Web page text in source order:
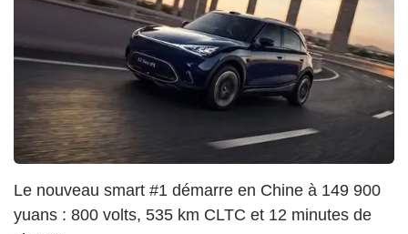
Le nouveau smart #1 démarre en Chine à 149 900
yuans : 800 volts, 535 km CLTC et 12 minutes de